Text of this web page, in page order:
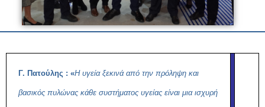
Γ. Πατούλης : «Η υγεία ξεκινά από την πρόληψη και
βασικός πυλώνας κάθε συστήματος υγείας είναι μια ισχυρή